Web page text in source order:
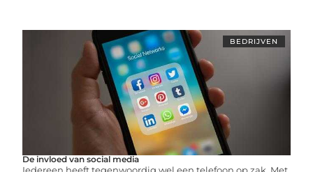
BEDRIJVEN
De invloed van social media